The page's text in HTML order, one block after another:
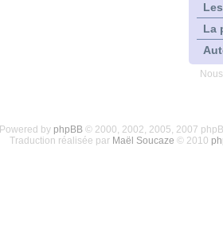
La
Powered by phpBB© 2000, 2002, 2005, 2007
Traduction réalisée par Maël Soucaze © 2010